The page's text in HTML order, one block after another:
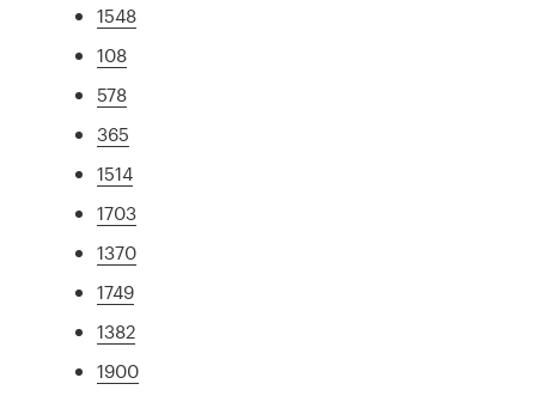
1548
108
578
365
1514
1703
1370
1749
1382
1900